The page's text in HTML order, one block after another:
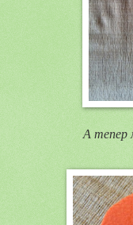
А тепер